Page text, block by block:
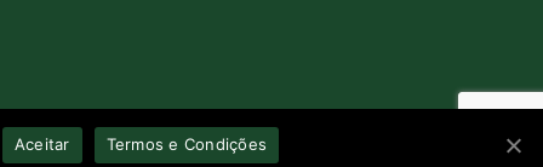
Aceitar Termos e Condições